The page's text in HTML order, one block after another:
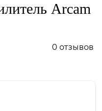
Arcam
0 отзывов